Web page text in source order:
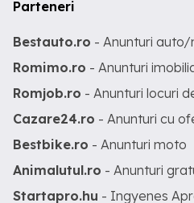
Parteneri
Bestauto.ro - Anunturi
Romimo.ro - Anunturi
Romjob.ro - Anunturi locuri
Cazare24.ro - Anunturi cu
Bestbike.ro - Anunturi moto
Animalutul.ro - Anunturi
Startapro.hu - Ingyenes